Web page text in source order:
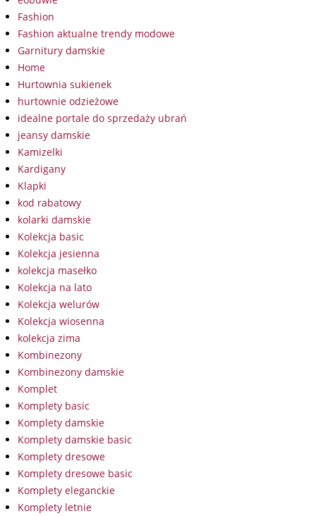
Fashion
Fashion aktualne trendy modowe
Garnitury damskie
Home
Hurtownia sukienek
hurtownie odzieżowe
idealne portale do sprzedaży ubrań
jeansy damskie
Kamizelki
Kardigany
Klapki
kod rabatowy
kolarki damskie
Kolekcja basic
Kolekcja jesienna
kolekcja masełko
Kolekcja na lato
Kolekcja welurów
Kolekcja wiosenna
kolekcja zima
Kombinezony
Kombinezony damskie
Komplet
Komplety basic
Komplety damskie
Komplety damskie basic
Komplety dresowe
Komplety dresowe basic
Komplety eleganckie
Komplety letnie